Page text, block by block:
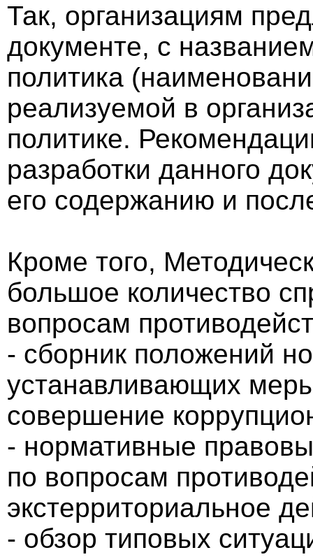
Так, организациям
документе, с
политика
реализуемой в
политике.
разработки данного
его содержанию и
Кроме того,
большое количество
вопросам
- сборник положений
устанавливающих
совершение
- нормативные
по вопросам
экстерриториальное
- обзор типовых